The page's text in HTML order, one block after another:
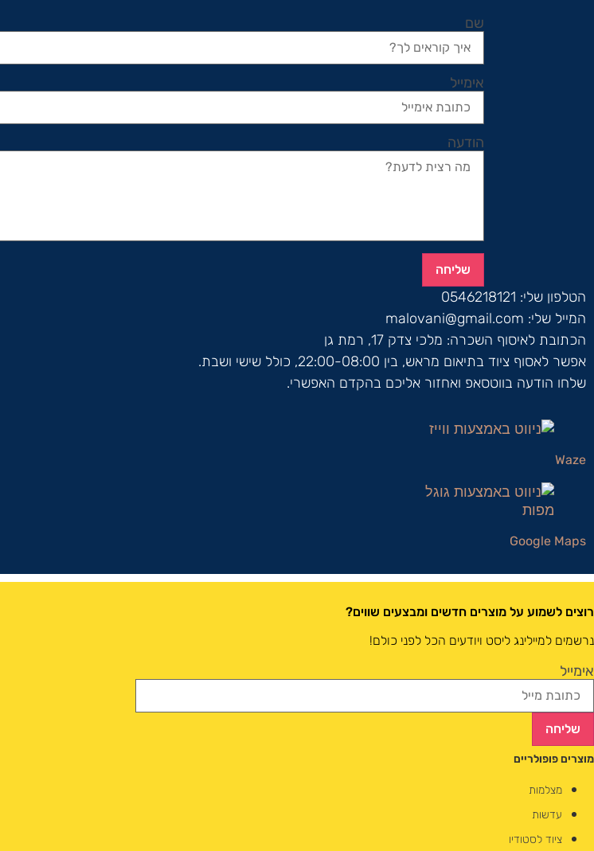
שם
אימייל
הודעה
שליחה
הטלפון שלי: 0546218121
המייל שלי: malovani@gmail.com
הכתובת לאיסוף השכרה: מלכי צדק 17, רמת גן
אפשר לאסוף ציוד בתיאום מראש, בין 22:00-08:00, כולל שישי ושבת.
שלחו הודעה בווטסאפ ואחזור אליכם בהקדם האפשרי.
Waze
Google Maps
רוצים לשמוע על מוצרים חדשים ומבצעים שווים?
נרשמים למיילינג ליסט ויודעים הכל לפני כולם!
אימייל
שליחה
מוצרים פופולריים
מצלמות
עדשות
ציוד לסטודיו